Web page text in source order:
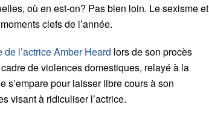
où en est-on? Pas bien loin. Le sexisme et
clefs de l’année.
l’actrice Amber Heard lors de son procès
de violences domestiques, relayé à la
s’empare pour laisser libre cours à son
visant à ridiculiser l’actrice.